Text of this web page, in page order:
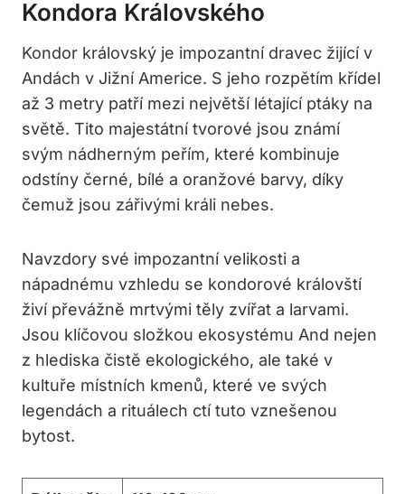
Kondora Královského
Kondor královský je impozantní dravec žijící v
Andách v Jižní Americe. S jeho rozpětím křídel
až 3 metry patří mezi největší létající ptáky na
světě. Tito majestátní tvorové jsou známí
svým nádherným peřím, které kombinuje
odstíny černé, bílé a oranžové barvy, díky
čemuž jsou zářivými králi nebes.
Navzdory své impozantní velikosti a
nápadnému vzhledu se kondorové královští
živí převážně mrtvými těly zvířat a larvami.
Jsou klíčovou složkou ekosystému And nejen
z hlediska čistě ekologického, ale také v
kultuře místních kmenů, které ve svých
legendách a rituálech ctí tuto vznešenou
bytost.